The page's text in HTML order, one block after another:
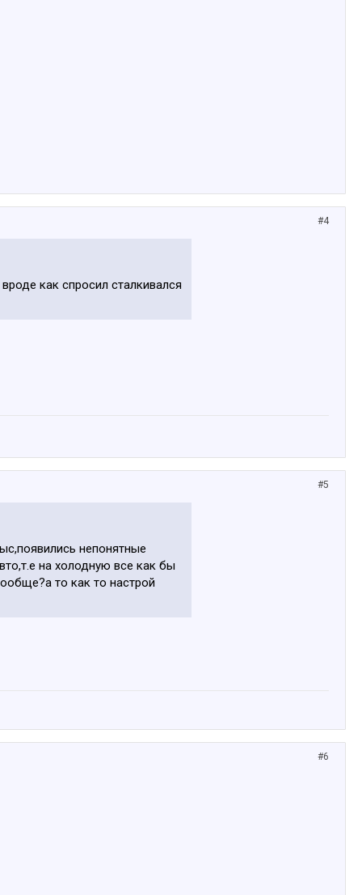
#4
как спросил сталкивался
#5
непонятные
на холодную все как бы
то как то настрой
#6